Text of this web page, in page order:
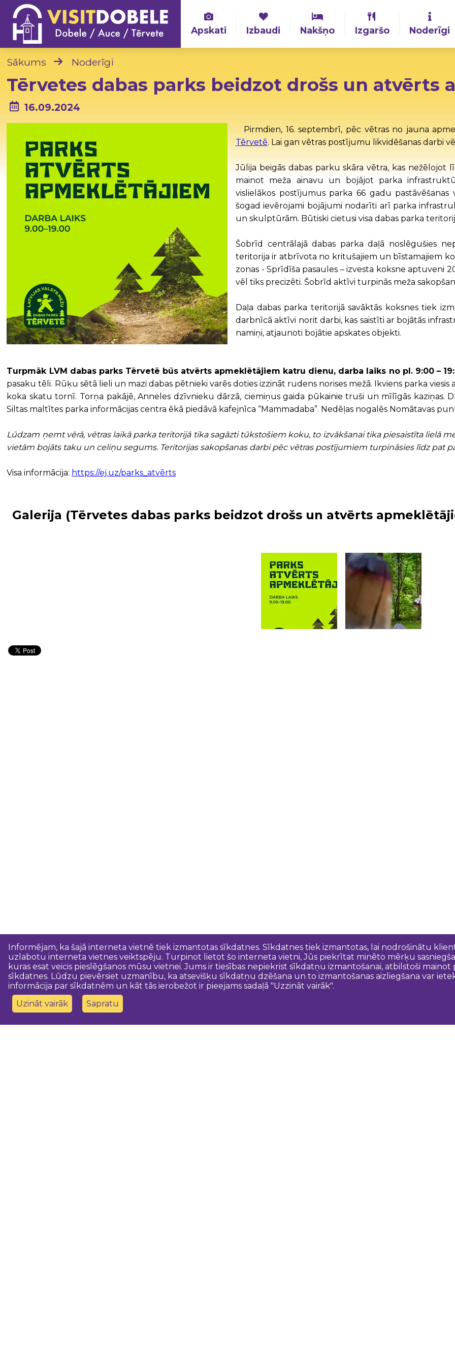
Apskati Izbaudi Nakšņo Izgaršo Noderīgi
Sākums Noderīgi
Tērvetes dabas parks beidzot drošs un atvērts
Informējam, ka šajā interneta vietnē tiek izmantotas sīkdatnes. Sīkdatnes tiek izmantotas, lai nodrošinātu
uzlabotu interneta vietnes veiktspēju. Turpinot lietot šo interneta vietni, Jūs piekrītat minēto mērķu
kuras esat veicis pieslēgšanos mūsu vietnei. Jums ir tiesības nepiekrist sīkdatņu izmantošanai, atbilstoši
sīkdatnes. Lūdzu pievērsiet uzmanību, ka atsevišķu sīkdatņu dzēšana un to izmantošanas aizliegšana var
informācija par sīkdatnēm un kāt tās ierobežot ir pieejams sadaļā "Uzzināt vairāk".
Uzināt vairāk
Sapratu
16.09.2024
Pirmdien, 16. septembrī, pēc vētras no jauna
Tērvetē. Lai gan vētras postījumu likvidēšanas darbi
Jūlija beigās dabas parku skāra vētra, kas nežēlojot
mainot meža ainavu un bojājot parka
vislielākos postījumus parka 66 gadu
šogad ievērojami bojājumi nodarīti arī parka
un skulptūrām. Būtiski cietusi visa dabas parka
Šobrīd centrālajā dabas parka daļā noslēgušies
teritorija ir atbrīvota no kritušajiem un bīstamajiem
zonas - Sprīdīša pasaules – izvesta koksne aptuveni
vēl tiks precizēti. Šobrīd aktīvi turpinās meža
Daļa dabas parka teritorijā savāktās koksnes tiek
darbnīcā aktīvi norit darbi, kas saistīti ar bojātās
namiņi, atjaunoti bojātie apskates objekti.
Turpmāk LVM dabas parks Tērvetē būs atvērts apmeklētājiem katru dienu, darba laiks no pl. 9:00 –
pasaku tēli. Rūķu sētā lieli un mazi dabas pētnieki varēs doties izzināt rudens norises mežā. Ikviens parka
koka skatu tornī. Torņa pakājē, Anneles dzīvnieku dārzā, ciemiņus gaida pūkainie truši un mīlīgās kaziņas.
Siltas maltītes parka informācijas centra ēkā piedāvā kafejnīca “Mammadaba”. Nedēļas nogalēs Nomātavas
Lūdzam ņemt vērā, vētras laikā parka teritorijā tika sagāzti tūkstošiem koku, to izvākšanai tika piesaistīta lielā
vietām bojāts taku un celiņu segums. Teritorijas sakopšanas darbi pēc vētras postījumiem turpināsies līdz pat
Visa informācija: https://ej.uz/parks_atvērts
Galerija (Tērvetes dabas parks beidzot drošs un atvērts